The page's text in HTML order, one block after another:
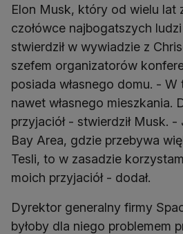
Elon Musk, który od wielu lat
czołówce najbogatszych
stwierdził w wywiadzie z
szefem organizatorów
posiada własnego domu. - W
nawet własnego mieszkania.
przyjaciół - stwierdził Musk.
Bay Area, gdzie przebywa
Tesli, to w zasadzie
moich przyjaciół - dodał.
Dyrektor generalny firmy
byłoby dla niego problemem